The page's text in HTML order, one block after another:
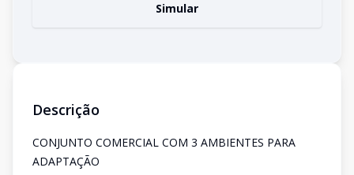
Simular
Descrição
CONJUNTO COMERCIAL COM 3 AMBIENTES PARA
ADAPTAÇÃO